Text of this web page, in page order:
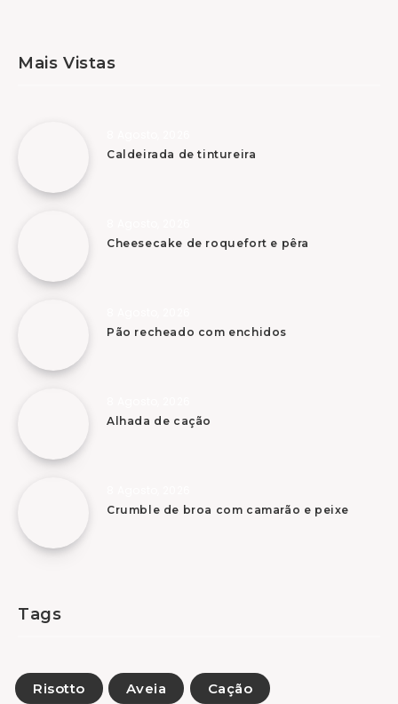
Mais Vistas
Caldeirada de tintureira
Cheesecake de roquefort e pêra
Pão recheado com enchidos
Alhada de cação
Crumble de broa com camarão e peixe
Tags
Risotto Aveia Cação